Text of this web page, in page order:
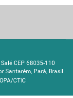
CEP 68035-110
Santarém, Pará, Brasil
CTIC